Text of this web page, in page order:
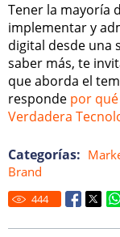
Tener la mayoría
implementar y
digital desde una
saber más, te
que aborda el
responde por
Verdadera
Categorías:
Brand
444